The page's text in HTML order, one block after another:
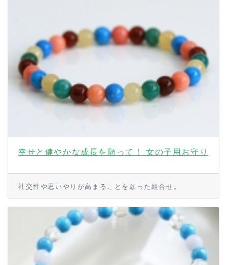
幸せと健やかな成長を願って！ 女の子用お守り
社交性や思いやりが高まることを願った組合せ。